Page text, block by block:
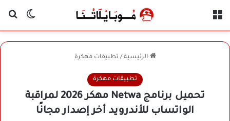
الوضع
الرئيسية / تطبيقات مهكرة
تطبيقات مهكرة
تحميل برنامج Netwa مهكر 2026 لمراقبة
الواتساب للأندرويد أخر إصدار مجانًا